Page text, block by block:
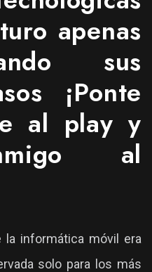
apenas
sus
¡Ponte
al play y
al
la informática móvil era
solo para los más